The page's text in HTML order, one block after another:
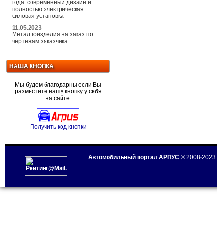
года: современный дизайн и
полностью электрическая
силовая установка
11.05.2023
Металлоизделия на заказ по
чертежам заказчика
НАША КНОПКА
Мы будем благодарны если Вы
разместите нашу кнопку у себя
на сайте.
Получить код кнопки
Автомобильный портал АРПУС ® 2008-2023